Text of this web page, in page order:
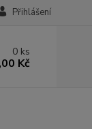
Přihlášení
0 ks
Kč